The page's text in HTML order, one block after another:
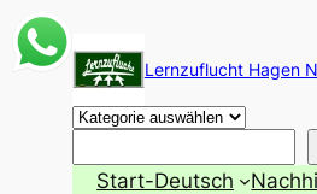
Zum
Inhalt
springen
Lernzuflucht Hagen
Start-Deutsch